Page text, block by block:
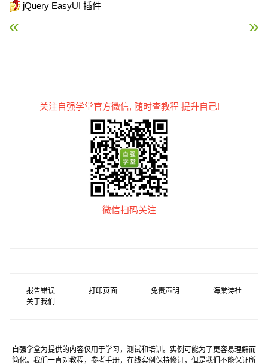
jQuery EasyUI 插件
« jQuery EasyUI 基础插件 – Searchbox 搜索框
jQuery EasyUI 基础插
关注自强学堂官方微信, 随时查教程 提升自己!
微信扫码关注
报告错误 打印页面 免责声明
海棠诗社
关于我们
自强学堂为提供的内容仅用于学习，测试和培训。实例可能为了更容易理解而
简化。我们一直对教程，参考手册，在线实例保持修订，但是我们不能保证所